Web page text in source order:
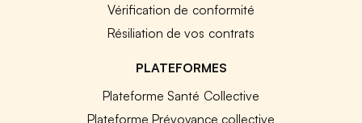
Vérification de conformité
Résiliation de vos contrats
PLATEFORMES
Plateforme Santé Collective
Plateforme Prévoyance collective